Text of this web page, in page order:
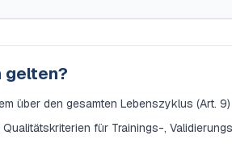
gelten?
über den gesamten Lebenszyklus (Art. 9)
für Trainings-,